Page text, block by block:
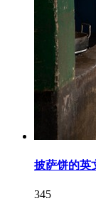
披萨饼的英
345